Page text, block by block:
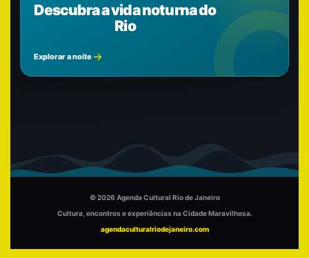
Descubra a vida noturna do
Rio
Explorar a noite
© 2026 Agenda Cultural Rio de Janeiro
Cultura, encontros e experiências na Cidade Maravilhosa.
agendaculturalriodejaneiro.com